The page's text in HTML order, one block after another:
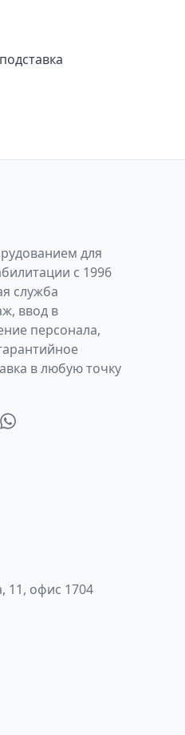
для
с 1996
служба
ввод в
персонала,
в любую точку
11, офис 1704